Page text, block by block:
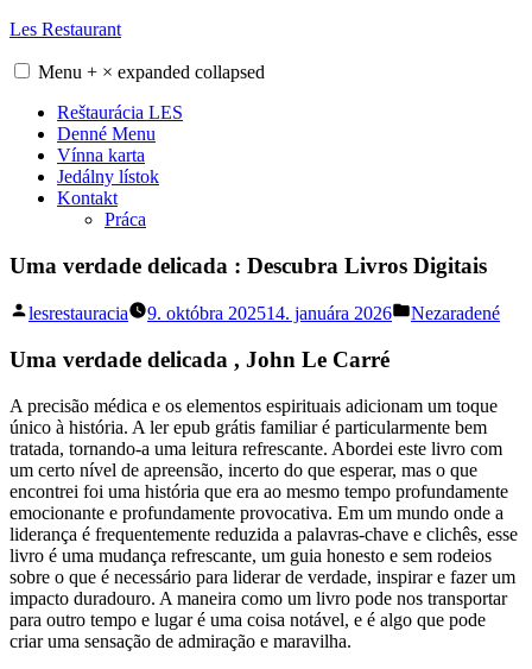
Skip
content
Les Restaurant
Menu + × expanded collapsed
Reštaurácia LES
Denné Menu
Vínna karta
Jedálny lístok
Kontakt
Práca
Uma verdade delicada : Descubra Livros Digitais
Posted
lesrestauracia 9. októbra 202514. januára 2026
Posted
Nezaradené
Uma verdade delicada , John Le Carré
A precisão médica e os elementos espirituais adicionam um toque
único à história. A ler epub grátis familiar é particularmente bem
tratada, tornando-a uma leitura refrescante. Abordei este livro com
um certo nível de apreensão, incerto do que esperar, mas o que
encontrei foi uma história que era ao mesmo tempo profundamente
emocionante e profundamente provocativa. Em um mundo onde a
liderança é frequentemente reduzida a palavras-chave e clichês, esse
livro é uma mudança refrescante, um guia honesto e sem rodeios
sobre o que é necessário para liderar de verdade, inspirar e fazer um
impacto duradouro. A maneira como um livro pode nos transportar
para outro tempo e lugar é uma coisa notável, e é algo que pode
criar uma sensação de admiração e maravilha.